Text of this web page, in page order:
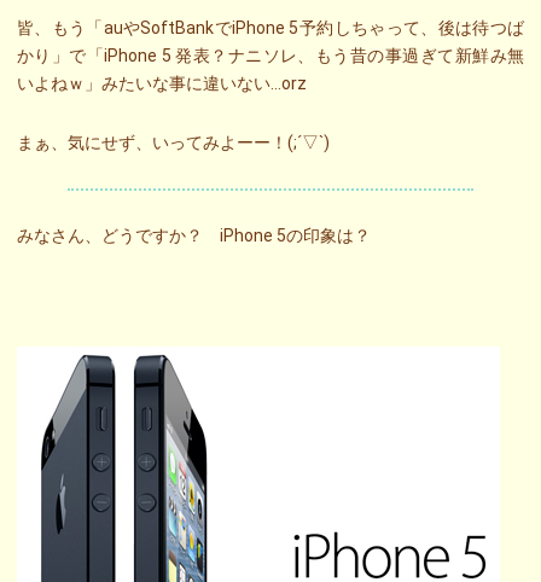
皆、もう「auやSoftBankでiPhone 5予約しちゃって、後は待つば
かり」で「iPhone 5 発表？ナニソレ、もう昔の事過ぎて新鮮み無
いよねｗ」みたいな事に違いない…orz
まぁ、気にせず、いってみよーー！(;´▽`)
みなさん、どうですか？ iPhone 5の印象は？